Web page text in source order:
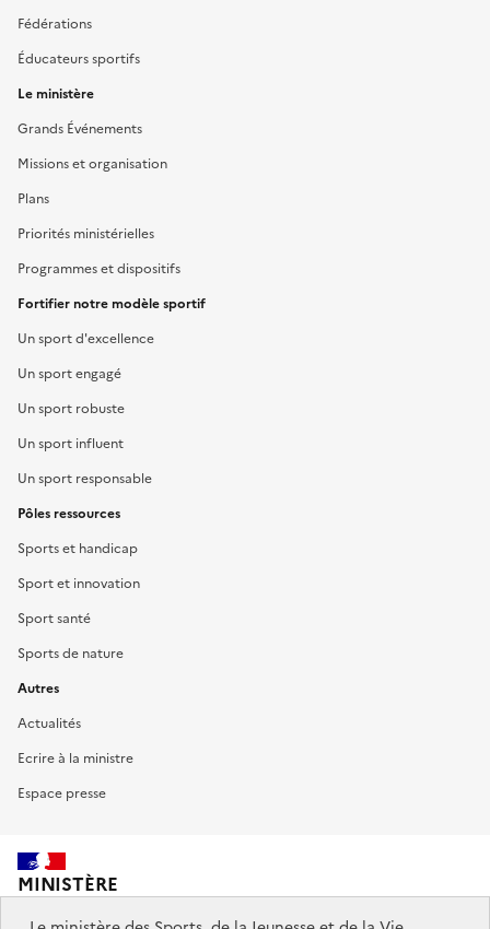
Fédérations
Éducateurs sportifs
Le ministère
Grands Événements
Missions et organisation
Plans
Priorités ministérielles
Programmes et dispositifs
Fortifier notre modèle sportif
Un sport d'excellence
Un sport engagé
Un sport robuste
Un sport influent
Un sport responsable
Pôles ressources
Sports et handicap
Sport et innovation
Sport santé
Sports de nature
Autres
Actualités
Ecrire à la ministre
Espace presse
MINISTÈRE
DES SPORTS,
DE LA JEUNESSE